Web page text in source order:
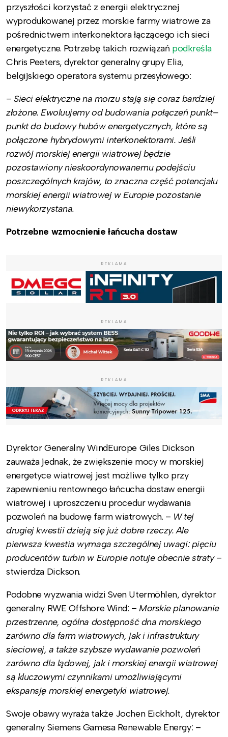
przyszłości korzystać z energii elektrycznej
wyprodukowanej przez morskie farmy wiatrowe za
pośrednictwem interkonektora łączącego ich sieci
energetyczne. Potrzebę takich rozwiązań podkreśla
Chris Peeters, dyrektor generalny grupy Elia,
belgijskiego operatora systemu przesyłowego:
– Sieci elektryczne na morzu stają się coraz bardziej
złożone. Ewoluujemy od budowania połączeń punkt–
punkt do budowy hubów energetycznych, które są
połączone hybrydowymi interkonektorami. Jeśli
rozwój morskiej energii wiatrowej będzie
pozostawiony nieskoordynowanemu podejściu
poszczególnych krajów, to znaczna część potencjału
morskiej energii wiatrowej w Europie pozostanie
niewykorzystana.
Potrzebne wzmocnienie łańcucha dostaw
REKLAMA
REKLAMA
REKLAMA
Dyrektor Generalny WindEurope Giles Dickson
zauważa jednak, że zwiększenie mocy w morskiej
energetyce wiatrowej jest możliwe tylko przy
zapewnieniu rentownego łańcucha dostaw energii
wiatrowej i uproszczeniu procedur wydawania
pozwoleń na budowę farm wiatrowych. – W tej
drugiej kwestii dzieją się już dobre rzeczy. Ale
pierwsza kwestia wymaga szczególnej uwagi: pięciu
producentów turbin w Europie notuje obecnie straty–
stwierdza Dickson.
Podobne wyzwania widzi Sven Utermöhlen, dyrektor
generalny RWE Offshore Wind: –Morskie planowanie
przestrzenne, ogólna dostępność dna morskiego
zarówno dla farm wiatrowych, jak i infrastruktury
sieciowej, a także szybsze wydawanie pozwoleń
zarówno dla lądowej, jak i morskiej energii wiatrowej
są kluczowymi czynnikami umożliwiającymi
ekspansję morskiej energetyki wiatrowej.
Swoje obawy wyraża także Jochen Eickholt, dyrektor
generalny Siemens Gamesa Renewable Energy: –